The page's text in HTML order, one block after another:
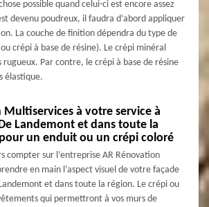
possible quand celui-ci est encore assez
devenu poudreux, il faudra d’abord appliquer
La couche de finition dépendra du type de
crépi à base de résine). Le crépi minéral
Par contre, le crépi à base de résine
élastique.
Multiservices à votre service à
Landemont et dans toute la
un enduit ou un crépi coloré
compter sur l’entreprise AR Rénovation
en main l’aspect visuel de votre façade
et dans toute la région. Le crépi ou
qui permettront à vos murs de